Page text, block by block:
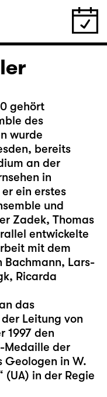
gehört
des
wurde
bereits
an der
in
ein erstes
und
Zadek, Thomas
entwickelte
mit dem
Bachmann, Lars-
Ricarda
das
Leitung von
1997 den
Medaille der
Geologen in W.
(UA) in der Regie